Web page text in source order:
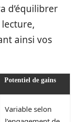
d’équilibrer
ainsi vos
Potentiel de gains
Variable selon